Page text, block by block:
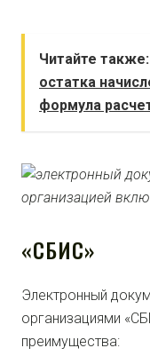
Читайте также:
остатка
формула
«СБИС»
Электронный
организациями
преимущества: